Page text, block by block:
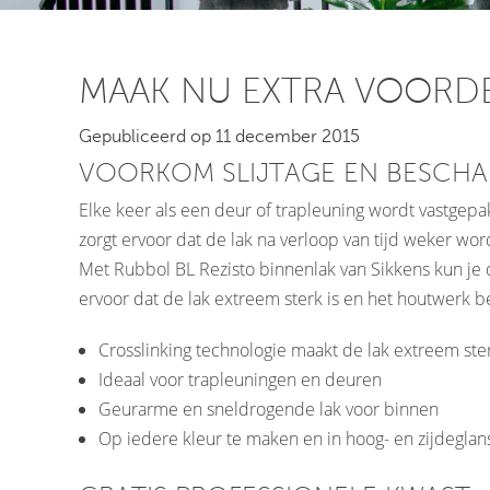
MAAK NU EXTRA
Gepubliceerd op 11 december 2015
VOORKOM SLIJTAGE EN
Elke keer als een deur of trapleuning wordt
zorgt ervoor dat de lak na verloop van tijd weker
Met Rubbol BL Rezisto binnenlak van Sikkens kun
ervoor dat de lak extreem sterk is en het houtwerk
Crosslinking technologie maakt de lak extreem
Ideaal voor trapleuningen en deuren
Geurarme en sneldrogende lak voor binnen
Op iedere kleur te maken en in hoog- en